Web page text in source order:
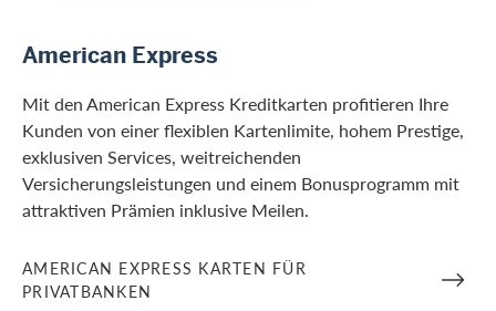
American Express
Mit den American Express Kreditkarten profitieren Ihre
Kunden von einer flexiblen Kartenlimite, hohem Prestige,
exklusiven Services, weitreichenden
Versicherungsleistungen und einem Bonusprogramm mit
attraktiven Prämien inklusive Meilen.
AMERICAN EXPRESS KARTEN FÜR
PRIVATBANKEN